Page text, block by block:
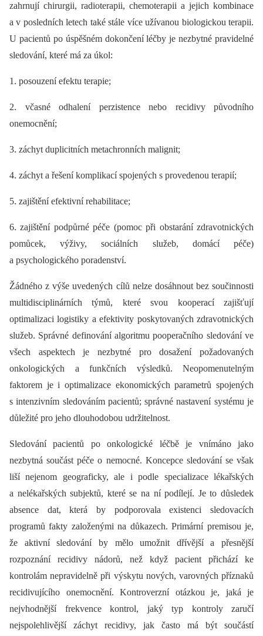
zahrnují chirurgii, radioterapii, chemoterapii a jejich kombinace
a v posledních letech také stále více užívanou bio­logickou terapii.
U pacientů po úspěšném dokončení léčby je nezbytné pravidelné
sledování, které má za úkol:
1. posouzení efektu terapie;
2. včasné odhalení perzistence nebo recidivy původního
onemocnění;
3. záchyt duplicitních metachronních malignit;
4. záchyt a řešení komplikací spojených s provedenou terapií;
5. zajištění efektivní rehabilitace;
6. zajištění podpůrné péče (pomoc při obstarání zdravotnických
pomůcek, výživy, sociálních služeb, domácí péče)
a psychologického poradenství.
Žádného z výše uvedených cílů nelze dosáhnout bez součinnosti
multidisciplinárních týmů, které svou kooperací zajišťují
optimalizaci logistiky a efektivity poskytovaných zdravotnických
služeb. Správné definování algoritmu pooperačního sledování ve
všech aspektech je nezbytné pro dosažení požadovaných
onkologických a funkčních výsledků. Neopomenutelným
faktorem je i optimalizace ekonomických parametrů spojených
s intenzivním sledováním pacientů; správné nastavení systému je
důležité pro jeho dlouhodobou udržitelnost.
Sledování pacientů po onkologické léčbě je vnímáno jako
nezbytná součást péče o nemocné. Koncepce sledování se však
liší nejenom geograficky, ale i podle specializace lékařských
a nelékařských subjektů, které se na ní podílejí. Je to důsledek
absence dat, která by podporovala existenci sledovacích
programů fakty založenými na důkazech. Primární premisou je,
že aktivní sledování by mělo umožnit dřívější a přesnější
rozpoznání recidivy nádorů, než když pacient přichází ke
kontrolám nepravidelně při výskytu nových, varovných příznaků
recidivujícího onemocnění. Kontroverzní otázkou je, jaká je
nejvhodnější frekvence kontrol, jaký typ kontroly zaručí
nejspolehlivější záchyt recidivy, jak často má být součástí